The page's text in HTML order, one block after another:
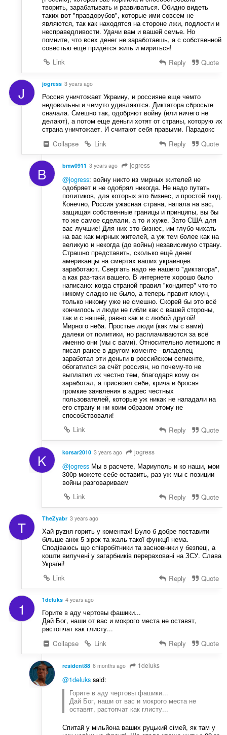
творить, зарабатывать и развиваться. Обидно видеть
таких вот "правдорубов", которые ими совсем не
являются, так как находятся на стороне лжи, подлости и
несправедливости. Удачи вам и вашей семье. Но
помните, что всех денег не заработаешь, а с собственной
совестью ещё придётся жить и мириться!
Link
Reply Quote
J jogress 3 years ago
Россия уничтожает Украину, и россияне еще чемто
недовольны и чемуто удивляются. Диктатора сбросьте
сначала. Смешно так, одобряют войну (или ничего не
делают), а потом еще деньги хотят от страны, которую их
страна уничтожает. И считают себя правыми. Парадокс
Collapse
Link Reply Quote
B bmw0911 3 years ago jogress
@jogress: войну никто из мирных жителей не
одобряет и не одобрял никогда. Не надо путать
политиков, для которых это бизнес, и простой люд.
Конечно, Россия ужасная страна, напала на вас,
защищая собственные границы и принципы, вы бы
то же самое сделали, а то и хуже. Зато США для
вас лучшие! Для них это бизнес, им глубо чихать
на вас как мирных жителей, а уж тем более как на
великую и некогда (до войны) независимую страну.
Страшно представить, сколько ещё денег
американцы на смертях ваших украинцев
заработают. Свергать надо не нашего "диктатора",
а как раз-таки вашего. В интернете хорошо было
написано: когда страной правил "кондитер" что-то
никому сладко не было, а теперь правит клоун,
только никому уже не смешно. Скорей бы это всё
кончилось и люди не гибли как с вашей стороны,
так и с нашей, равно как и с любой другой!
Мирного неба. Простые люди (как мы с вами)
далеки от политики, но расплачиваются за всё
именно они (мы с вами). Относительно летишопс я
писал ранее в другом коменте - владелец
заработал эти деньги в российском сегменте,
обогатился за счёт россиян, но почему-то не
выплатил их честно тем, благодаря кому он
заработал, а присвоил себе, крича и бросая
громкие заявления в адрес честных
пользователей, которые уж никак не нападали на
его страну и ни коим образом этому не
способствовали!
Link
Reply Quote
K korsar2010 3 years ago jogress
@jogressМы в расчете, Мариуполь и ко наши, мои
300р можете себе оставить, раз уж мы с позиции
войны разговариваем
Link
Reply Quote
T TheZyabr 3 years ago
Хай руzня горить у коментах! Було б добре поставити
більше аніж 5 зірок та жаль такої функції нема.
Сподіваюсь що співробітники та засновники у безпеці, а
кошти вилучені у загарбників перераховані на ЗСУ. Слава
Україні!
Link
Reply Quote
1 1deluks 4 years ago
Горите в аду чертовы фашики...
Дай Бог, наши от вас и мокрого места не оставят,
растопчат как глисту...
Collapse
Link Reply Quote
resident88 6 months ago 1deluks
@1delukssaid:
Горите в аду чертовы фашики...
Дай Бог, наши от вас и мокрого места не
оставят, растопчат как глисту...
Спитай у мільйона ваших руцький сімей, як там у